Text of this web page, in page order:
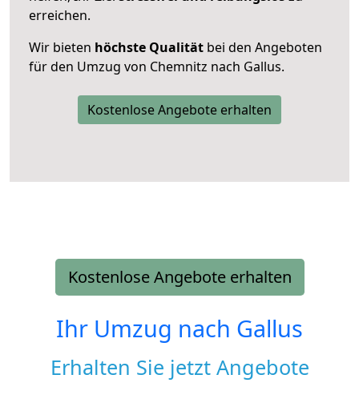
erreichen.
Wir bieten höchste Qualität bei den Angeboten
für den Umzug von Chemnitz nach Gallus.
Kostenlose Angebote erhalten
Kostenlose Angebote erhalten
Ihr Umzug nach Gallus
Erhalten Sie jetzt Angebote